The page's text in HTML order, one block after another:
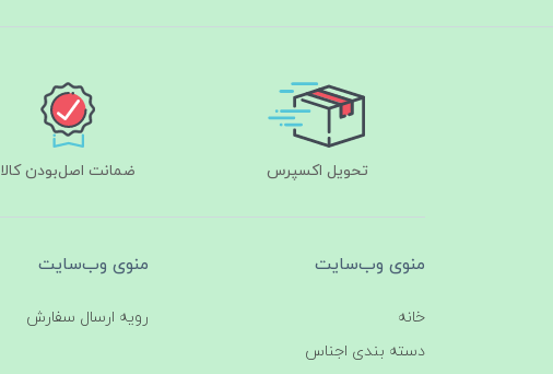
تحویل اکسپرس ضمانت اصل‌بودن کالا
منوی وب‌سایت
خانه
دسته بندی اجناس
منوی وب‌سایت
رویه ارسال سفارش